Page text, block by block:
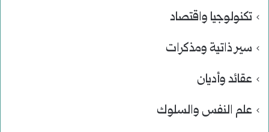
تكنولوجيا واقتصاد
سير ذاتية ومذكرات
عقائد وأديان
علم النفس والسلوك